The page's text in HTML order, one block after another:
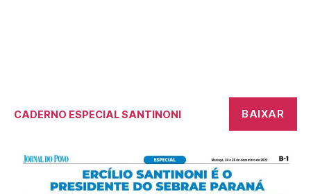
CADERNO ESPECIAL SANTINONI BAIXAR